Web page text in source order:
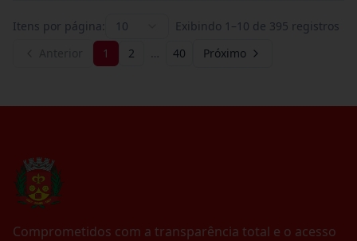
Itens por página: 10 Exibindo 1 –10 de 395 registros
1 2 … 40 Próximo
Comprometidos com a transparência total e o acesso